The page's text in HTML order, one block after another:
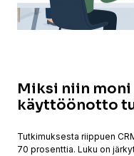
Miksi niin
käyttöönotto
Tutkimuksesta riippuen
70 prosenttia. Luku on